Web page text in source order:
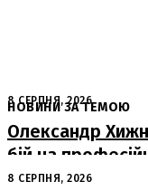
НОВИНИ ЗА ТЕМОЮ
8 СЕРПНЯ, 2026
Олександр
бій на
серпня у Львові
8 СЕРПНЯ, 2026